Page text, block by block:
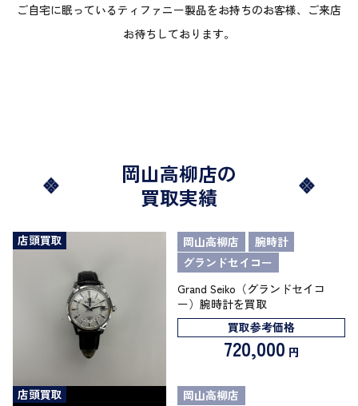
ご自宅に眠っているティファニー製品をお持ちのお客様、ご来店
お待ちしております。
岡山高柳店の
買取実績
店頭買取 岡山高柳店
腕時計
グランドセイコー
Grand Seiko（グランドセイコ
ー）腕時計を買取
買取参考価格
720,000 円
店頭買取
岡山高柳店